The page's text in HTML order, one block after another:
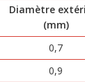
Diamètre
(mm)
0,7
0,9